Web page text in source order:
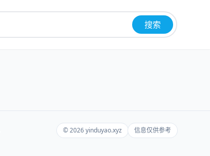
搜索
© 2026 yinduyao.xyz 信息仅供参考